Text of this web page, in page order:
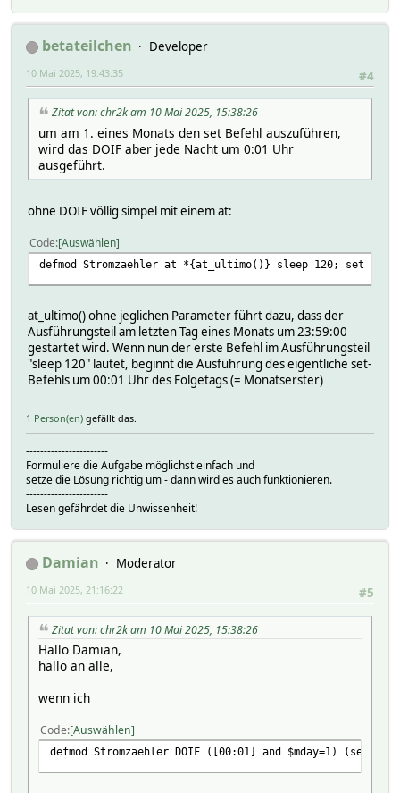
betateilchen
Developer
#4
10 Mai 2025, 19:43:35
Zitat von: chr2k am 10 Mai 2025, 15:38:26
um am 1. eines Monats den set Befehl auszuführen,
wird das DOIF aber jede Nacht um 0:01 Uhr
ausgeführt.
ohne DOIF völlig simpel mit einem at:
Code Auswählen
defmod Stromzaehler at *{at_ultimo()} sleep 120; set bla
at_ultimo() ohne jeglichen Parameter führt dazu, dass der
Ausführungsteil am letzten Tag eines Monats um 23:59:00
gestartet wird. Wenn nun der erste Befehl im Ausführungsteil
"sleep 120" lautet, beginnt die Ausführung des eigentliche set-
Befehls um 00:01 Uhr des Folgetags (= Monatserster)
1 Person(en) gefällt das.
-----------------------
Formuliere die Aufgabe möglichst einfach und
setze die Lösung richtig um - dann wird es auch funktionieren.
-----------------------
Lesen gefährdet die Unwissenheit!
Damian
Moderator
#5
10 Mai 2025, 21:16:22
Zitat von: chr2k am 10 Mai 2025, 15:38:26
Hallo Damian,
hallo an alle,
wenn ich
Code Auswählen
defmod Stromzaehler DOIF ([00:01] and $mday=1) (set...)